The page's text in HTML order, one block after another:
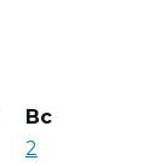
Вс
2